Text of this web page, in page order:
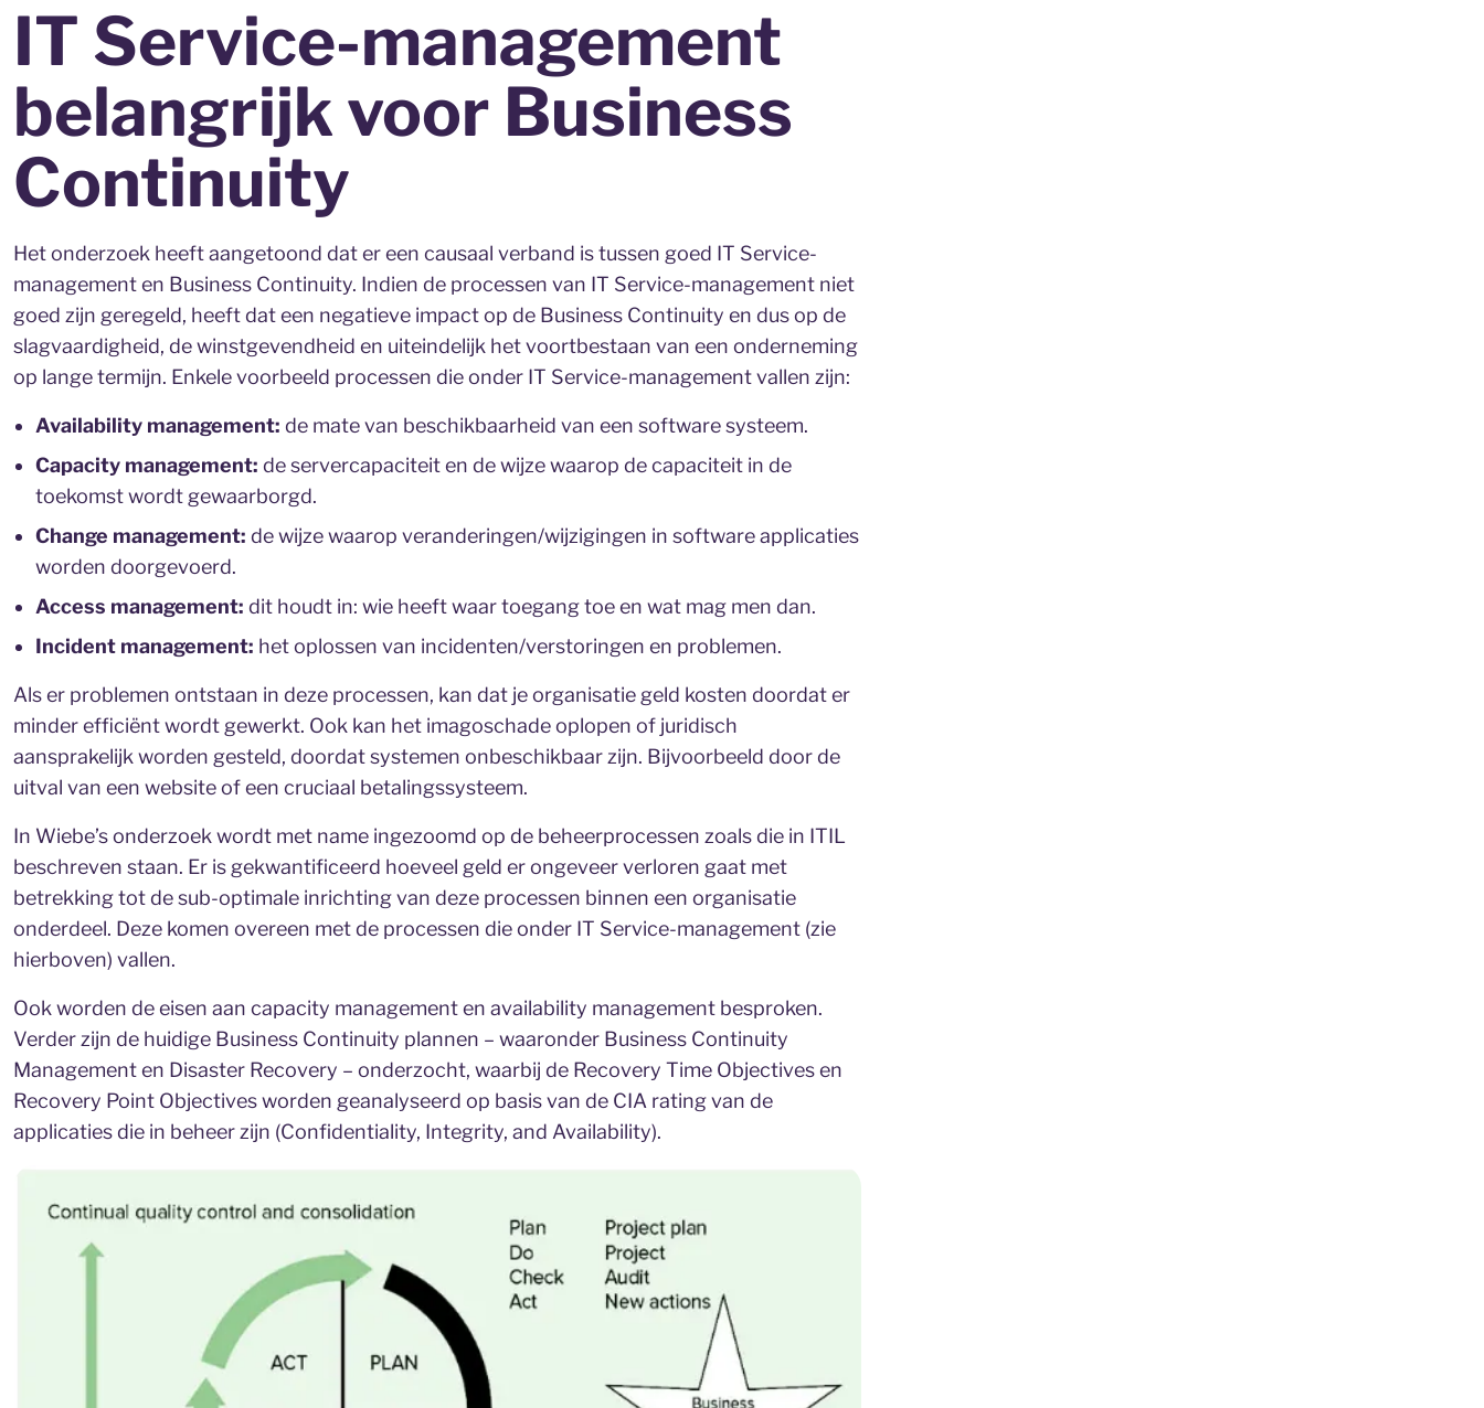
IT Service-management
belangrijk voor Business
Continuity
Het onderzoek heeft aangetoond dat er een causaal verband is tussen goed IT Service-
management en Business Continuity. Indien de processen van IT Service-management niet
goed zijn geregeld, heeft dat een negatieve impact op de Business Continuity en dus op de
slagvaardigheid, de winstgevendheid en uiteindelijk het voortbestaan van een onderneming
op lange termijn. Enkele voorbeeld processen die onder IT Service-management vallen zijn:
Availability management: de mate van beschikbaarheid van een software systeem.
Capacity management: de servercapaciteit en de wijze waarop de capaciteit in de
toekomst wordt gewaarborgd.
Change management: de wijze waarop veranderingen/wijzigingen in software applicaties
worden doorgevoerd.
Access management: dit houdt in: wie heeft waar toegang toe en wat mag men dan.
Incident management: het oplossen van incidenten/verstoringen en problemen.
Als er problemen ontstaan in deze processen, kan dat je organisatie geld kosten doordat er
minder efficiënt wordt gewerkt. Ook kan het imagoschade oplopen of juridisch
aansprakelijk worden gesteld, doordat systemen onbeschikbaar zijn. Bijvoorbeeld door de
uitval van een website of een cruciaal betalingssysteem.
In Wiebe’s onderzoek wordt met name ingezoomd op de beheerprocessen zoals die in ITIL
beschreven staan. Er is gekwantificeerd hoeveel geld er ongeveer verloren gaat met
betrekking tot de sub-optimale inrichting van deze processen binnen een organisatie
onderdeel. Deze komen overeen met de processen die onder IT Service-management (zie
hierboven) vallen.
Ook worden de eisen aan capacity management en availability management besproken.
Verder zijn de huidige Business Continuity plannen – waaronder Business Continuity
Management en Disaster Recovery – onderzocht, waarbij de Recovery Time Objectives en
Recovery Point Objectives worden geanalyseerd op basis van de CIA rating van de
applicaties die in beheer zijn (Confidentiality, Integrity, and Availability).